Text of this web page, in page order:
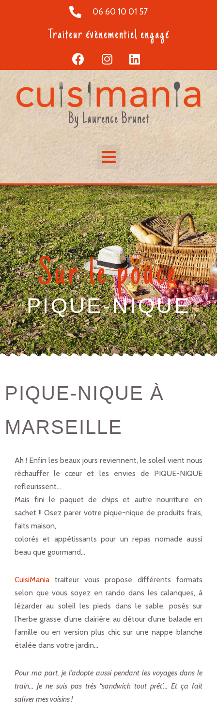
06 60 10 01 57
Traiteur évènementiel engagé
By Laurence Brunet
Sur le pouce
PIQUE-NIQUE
PIQUE-NIQUE À
MARSEILLE
Ah ! Enfin les beaux jours reviennent, le soleil vient nous
réchauffer le cœur et les envies de PIQUE-NIQUE
refleurissent…
Mais fini le paquet de chips et autre nourriture en
sachet !! Osez parer votre pique-nique de produits frais,
faits maison,
colorés et appétissants pour un repas nomade aussi
beau que gourmand…
CuisiMania traiteur vous propose différents formats
selon que vous soyez en rando dans les calanques, à
lézarder au soleil les pieds dans le sable, posés sur
l’herbe grasse d’une clairière au détour d’une balade en
famille ou en version plus chic sur une nappe blanche
étalée dans votre jardin…
Pour ma part, je l’adopte aussi pendant les voyages dans le
train… Je ne suis pas très “sandwich tout prêt’… Et ça fait
saliver mes voisins !